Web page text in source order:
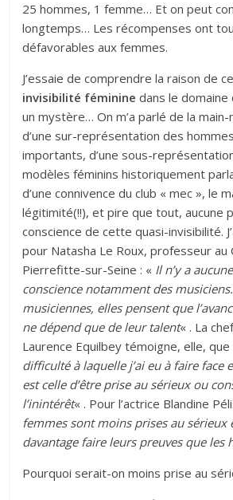
25 hommes, 1 femme… Et on peut
longtemps… Les récompenses ont
défavorables aux femmes.
J’essaie de comprendre la raison de
invisibilité féminine dans le domaine
un mystère… On m’a parlé de la main-
d’une sur-représentation des
importants, d’une sous-
modèles féminins historiquement
d’une connivence du club « mec », le
légitimité(!!), et pire que tout, aucune
conscience de cette quasi-invisibilité.
pour Natasha Le Roux, professeur au
Pierrefitte-sur-Seine : « Il n’y a
conscience notamment des
musiciennes, elles pensent que
ne dépend que de leur talent« . La
Laurence Equilbey témoigne, elle, que
difficulté à laquelle j’ai eu à faire face
est celle d’être prise au sérieux ou
l’inintérêt« . Pour l’actrice Blandine
femmes sont moins prises au sérieux
davantage faire leurs preuves que les
Pourquoi serait-on moins prise au